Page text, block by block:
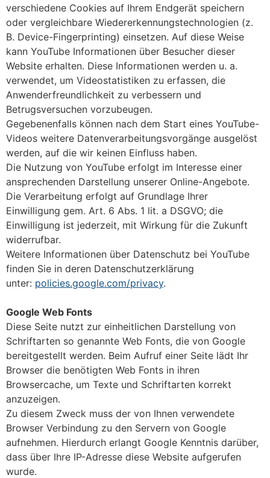
verschiedene Cookies auf Ihrem Endgerät speichern
oder vergleichbare Wiedererkennungstechnologien (z.
B. Device-Fingerprinting) einsetzen. Auf diese Weise
kann YouTube Informationen über Besucher dieser
Website erhalten. Diese Informationen werden u. a.
verwendet, um Videostatistiken zu erfassen, die
Anwenderfreundlichkeit zu verbessern und
Betrugsversuchen vorzubeugen.
Gegebenenfalls können nach dem Start eines YouTube-
Videos weitere Datenverarbeitungsvorgänge ausgelöst
werden, auf die wir keinen Einfluss haben.
Die Nutzung von YouTube erfolgt im Interesse einer
ansprechenden Darstellung unserer Online-Angebote.
Die Verarbeitung erfolgt auf Grundlage Ihrer
Einwilligung gem. Art. 6 Abs. 1 lit. a DSGVO; die
Einwilligung ist jederzeit, mit Wirkung für die Zukunft
widerrufbar.
Weitere Informationen über Datenschutz bei YouTube
finden Sie in deren Datenschutzerklärung
unter: policies.google.com/privacy.
Google Web Fonts
Diese Seite nutzt zur einheitlichen Darstellung von
Schriftarten so genannte Web Fonts, die von Google
bereitgestellt werden. Beim Aufruf einer Seite lädt Ihr
Browser die benötigten Web Fonts in ihren
Browsercache, um Texte und Schriftarten korrekt
anzuzeigen.
Zu diesem Zweck muss der von Ihnen verwendete
Browser Verbindung zu den Servern von Google
aufnehmen. Hierdurch erlangt Google Kenntnis darüber,
dass über Ihre IP-Adresse diese Website aufgerufen
wurde.